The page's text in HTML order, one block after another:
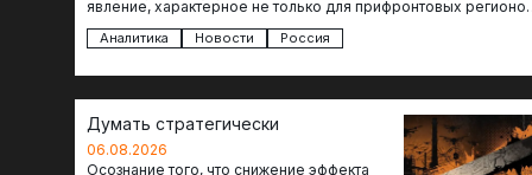
явление, характерное не только для прифронтовых
Аналитика Новости Россия
Думать стратегически
06.08.2026
Осознание того, что снижение эффекта